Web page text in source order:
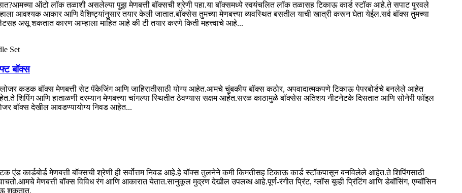
ऑटो लॉक तळाशी असलेल्या पुठ्ठा मेणबत्ती बॉक्सची श्रेणी पहा.या बॉक्समध्ये स्वयंचलित लॉक तळासह टिकाऊ कार्ड स्टॉक आहे.ते सपाट पुरवले
आवश्यक आकार आणि वैशिष्ट्यांनुसार तयार केली जातात.बॉक्सेस तुमच्या मेणबत्त्या व्यवस्थित बसतील याची खात्री करून घेता येईल.सर्व बॉक्स तुमच्या
असू शकतात कारण आम्हाला माहित आहे की टी तयार करणे किती महत्त्वाचे आहे...
बॉक्स
कडक बॉक्स मेणबत्ती सेट पॅकेजिंग आणि जाहिरातीसाठी योग्य आहेत.आमचे चुंबकीय बॉक्स कठोर, अपवादात्मकपणे टिकाऊ पेपरबोर्डचे बनलेले आहेत
शिपिंग आणि हाताळणी दरम्यान मेणबत्त्या चांगल्या स्थितीत ठेवण्यास सक्षम आहेत.सरळ काठामुळे बॉक्सेस अतिशय नीटनेटके दिसतात आणि सोनेरी फॉइल
बॉक्स देखील आवडण्यायोग्य निवड आहेत...
टक एंड कार्डबोर्ड मेणबत्ती बॉक्सची श्रेणी ही सर्वोत्तम निवड आहे.हे बॉक्स तुलनेने कमी किमतीसह टिकाऊ कार्ड स्टॉकपासून बनविलेले आहेत.ते शिपिंगसाठी
मेणबत्ती बॉक्स विविध रंग आणि आकारात येतात.सानुकूल मुद्रण देखील उपलब्ध आहे.पूर्ण-रंगीत प्रिंट, ग्लॉस यूव्ही प्रिंटिंग आणि डेबॉसिंग, एम्बॉसिन
शकतात.